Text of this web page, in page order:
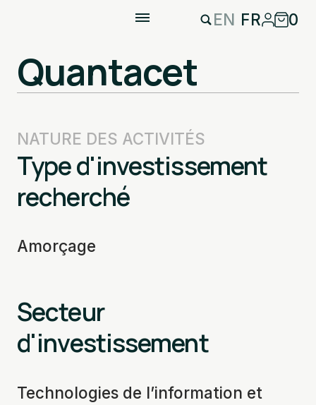
EN FR 0
Quantacet
NATURE DES ACTIVITÉS
Type d'investissement
recherché
Amorçage
Secteur
d'investissement
Technologies de l’information et